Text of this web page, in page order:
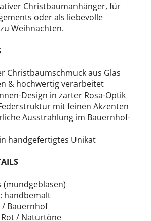
Christbaumanhänger, für
oder als liebevolle
Weihnachten.
Christbaumschmuck aus Glas
& hochwertig verarbeitet
Design in zarter Rosa-Optik
mit feinen Akzenten
Ausstrahlung im Bauernhof-
handgefertigtes Unikat
(mundgeblasen)
handbemalt
/ Bauernhof
Rot / Naturtöne